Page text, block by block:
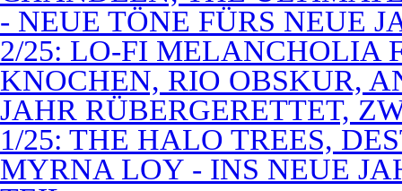
- NEUE TÖNE FÜRS NEUE
2/25: LO-FI MELANCHOLIA
KNOCHEN, RIO OBSKUR,
JAHR RÜBERGERETTET,
1/25: THE HALO TREES,
MYRNA LOY - INS NEUE